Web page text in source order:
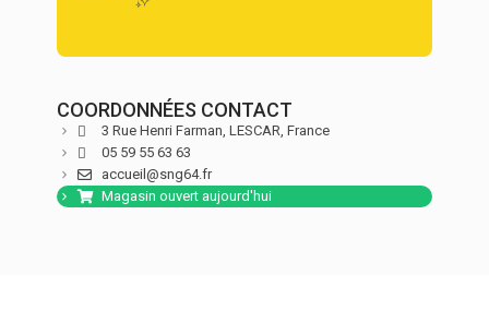
COORDONNÉES CONTACT
3 Rue Henri Farman, LESCAR, France
05 59 55 63 63
accueil@sng64.fr
Magasin ouvert aujourd'hui